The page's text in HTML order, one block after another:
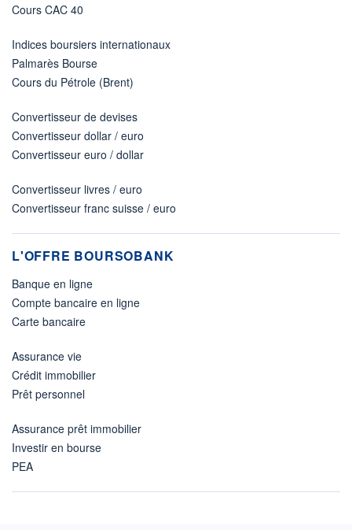
Cours CAC 40
Indices boursiers internationaux
Palmarès Bourse
Cours du Pétrole (Brent)
Convertisseur de devises
Convertisseur dollar / euro
Convertisseur euro / dollar
Convertisseur livres / euro
Convertisseur franc suisse / euro
L'OFFRE BOURSOBANK
Banque en ligne
Compte bancaire en ligne
Carte bancaire
Assurance vie
Crédit immobilier
Prêt personnel
Assurance prêt immobilier
Investir en bourse
PEA